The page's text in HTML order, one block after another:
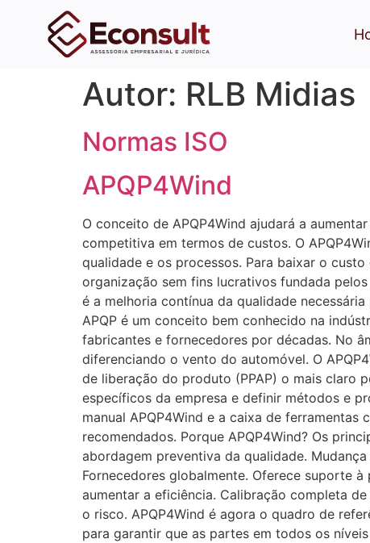
Autor: RLB Midias
Normas ISO
APQP4Wind
O conceito de APQP4Wind ajudará a
competitiva em termos de custos. O
qualidade e os processos. Para baixar o
organização sem fins lucrativos fundada
é a melhoria contínua da qualidade
APQP é um conceito bem conhecido na
fabricantes e fornecedores por décadas. No
diferenciando o vento do automóvel. O
de liberação do produto (PPAP) o mais claro
específicos da empresa e definir métodos e
manual APQP4Wind e a caixa de
recomendados. Porque APQP4Wind? Os
abordagem preventiva da qualidade.
Fornecedores globalmente. Oferece suporte
aumentar a eficiência. Calibração completa
o risco. APQP4Wind é agora o quadro de
para garantir que as partes em todos os